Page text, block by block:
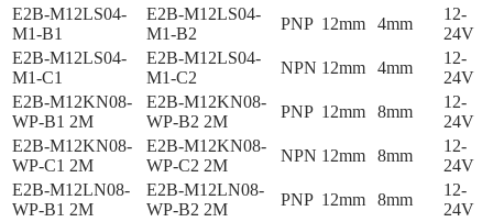
E2B-M12LS04-
M1-B1
E2B-M12LS04-
M1-B2
PNP 12mm 4mm
12-
24V
E2B-M12LS04-
M1-C1
E2B-M12LS04-
M1-C2
NPN 12mm 4mm
12-
24V
E2B-M12KN08-
WP-B1 2M
E2B-M12KN08-
WP-B2 2M
PNP 12mm 8mm
12-
24V
E2B-M12KN08-
WP-C1 2M
E2B-M12KN08-
WP-C2 2M
NPN 12mm 8mm
12-
24V
E2B-M12LN08-
WP-B1 2M
E2B-M12LN08-
WP-B2 2M
PNP 12mm 8mm
12-
24V